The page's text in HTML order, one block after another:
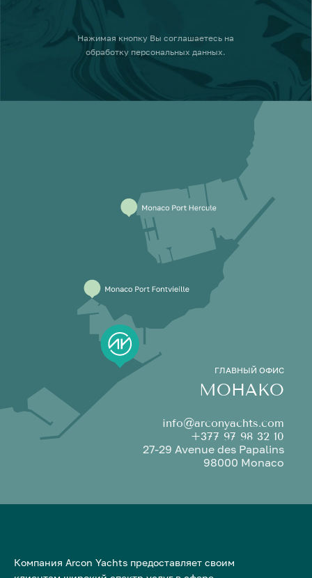
Нажимая кнопку Вы соглашаетесь на
обработку персональных данных.
ГЛАВНЫЙ ОФИС
МОНАКО
info@arconyachts.com
+377 97 98 32 10
27-29 Avenue des Papalins
98000 Monaco
Компания Arcon Yachts предоставляет своим